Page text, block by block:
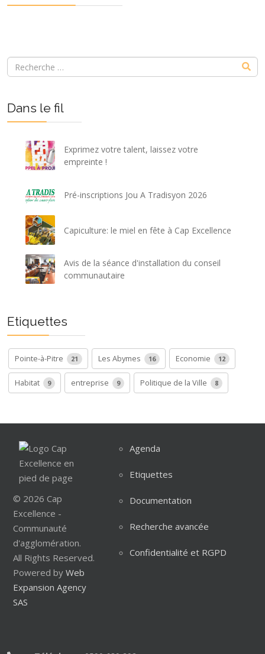
Dans le fil
Exprimez votre talent, laissez votre
empreinte !
Pré-inscriptions Jou A Tradisyon 2026
Capiculture: le miel en fête à Cap Excellence
Avis de la séance d'installation du conseil
communautaire
Etiquettes
Pointe-à-Pitre 21 Les Abymes 16 Economie 12
Habitat 9 entreprise 9 Politique de la Ville 8
© 2026 Cap
Excellence -
Communauté
d'agglomération.
All Rights Reserved.
Powered by Web
Expansion Agency
SAS
Agenda
Etiquettes
Documentation
Recherche avancée
Confidentialité et RGPD